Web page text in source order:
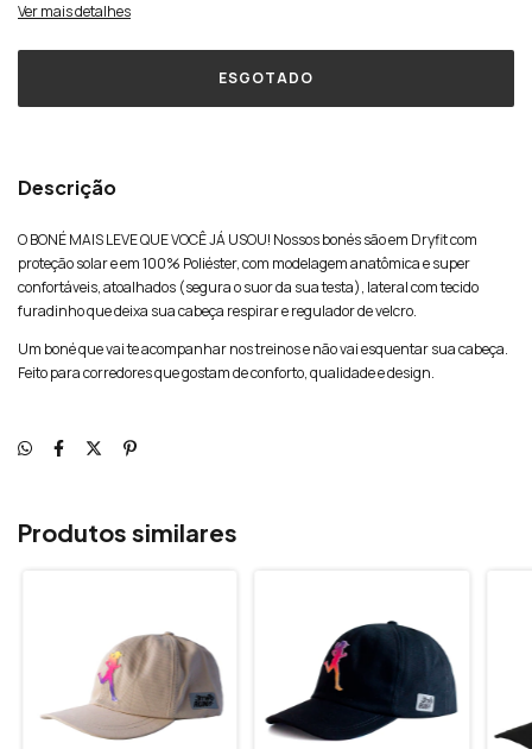
Ver mais detalhes
Descrição
O BONÉ MAIS LEVE QUE VOCÊ JÁ USOU! Nossos bonés são em Dryfit com
proteção solar e em 100% Poliéster, com modelagem anatômica e super
confortáveis, atoalhados (segura o suor da sua testa), lateral com tecido
furadinho que deixa sua cabeça respirar e regulador de velcro.
Um boné que vai te acompanhar nos treinos e não vai esquentar sua cabeça.
Feito para corredores que gostam de conforto, qualidade e design.
Produtos similares